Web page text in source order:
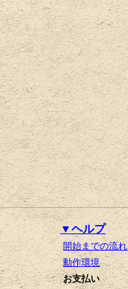
▼ヘルプ
開始までの流れ
動作環境
お支払い